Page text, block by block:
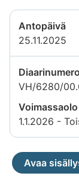
Antopäivä
25.11.2025
Diaarinumero
VH/6280/
Voimassaolo
1.1.2026 -
Avaa